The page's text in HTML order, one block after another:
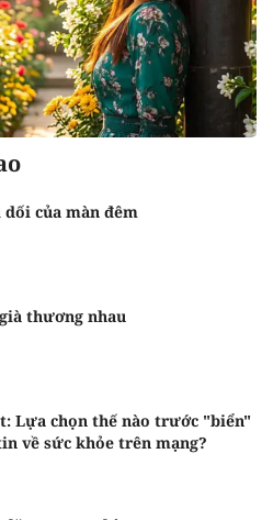
của màn đêm
thương nhau
Lựa chọn thế nào trước "biển"
về sức khỏe trên mạng?